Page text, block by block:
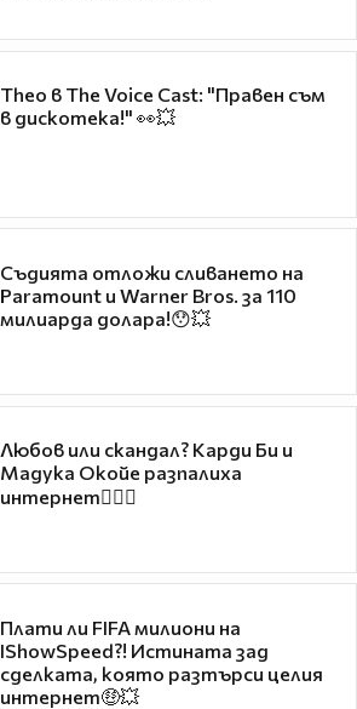
Theo в The Voice Cast: "Правен съм
в дискотека!" 👀💥
Съдията отложи сливането на
Paramount и Warner Bros. за 110
милиарда долара!😯💥
Любов или скандал? Карди Би и
Мадука Окойе разпалиха
интернет❤️‍🔥🔥
Плати ли FIFA милиони на
IShowSpeed?! Истината зад
сделката, която разтърси целия
интернет🤑💥